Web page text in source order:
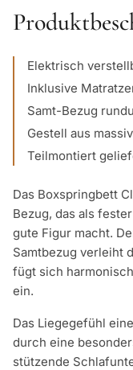
Elektrisch
Inklusive
Samt-Bezug
Gestell aus
Teilmontiert
Das Boxspringbett
Bezug, das als
gute Figur macht.
Samtbezug verleiht
fügt sich
ein.
Das Liegegefühl
durch eine
stützende